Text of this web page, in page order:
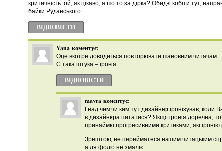
критичність: ой, як цікаво, а що то за дірка? Обидві кобіти тут,
байки Руданського.
ВІДПОВІCТИ
Yana коментує:
Оце вкотре доводиться повторювати шановним читачам.
Є така штука – іронія.
ВІДПОВІCТИ
mavra коментує:
І над чим чи ким тут дизайнер іронізував,
в дизайнера питатися? Якщо іронія доречна,
принаймні прогресивними критиками, які іронію
Зрештою, не перейматеся нашим читацьким
а ля фоліо не змаліє.